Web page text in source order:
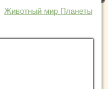
Животный мир Планеты